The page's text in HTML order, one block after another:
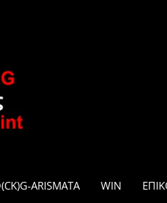
ARISMATA WIN